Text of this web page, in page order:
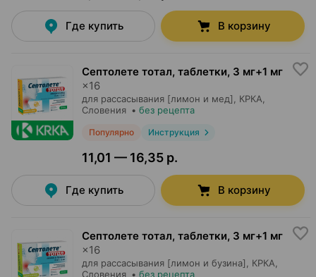
Где купить В корзину
Септолете тотал, таблетки, 3 мг+1 мг
×16
для рассасывания [лимон и мед], КРКА
Словения • без рецепта
Популярно Инструкция
11,01 — 16,35 р.
Где купить В корзину
Септолете тотал, таблетки, 3 мг+1 мг
×16
для рассасывания [лимон и бузина], КРКА
Словения • без рецепта